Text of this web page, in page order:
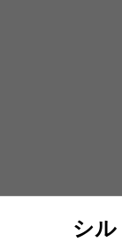
シ